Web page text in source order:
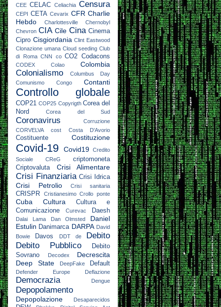
CEE CELAC Celiachia Censura
CEPI CETA Cevarix CFR Charlie
Hebdo
Charlottesville
Chernobyl
Chevron CIA Cile Cina Cinema
Cipro Cisgiordania Clint Eastwood
Clonazione umana Cloud seeding Club
di Roma CNN co CO2 Codacons
CODEX Colao Colombia
Colonialismo
Columbus Day
Comunismo
Congo Contanti
Controllo globale
COP21 COP25 Copyrigth Corea del
Nord
Corea del Sud
Coronavirus
Corruzione
CORVELVA
cost Costa D'Avorio
Costituente Costituzione
Covid-19 Covid19
Credito
Sociale
CReG
criptomoneta
Criptovaluta
Crisi Alimentare
Crisi Finanziaria Crisi Idrica
Crisi Petrolio Crisi sanitaria
CRISPR Cristianesimo Crollo ponte
Cuba Cultura
Cultura e
Comunicazione
Curevac Daesh
Dalai Lama Dan Olmsted
Daniel
Estulin Danimarca DARPA David
Bowie
Davos DDT de
Debito
Debito Pubblico
Debito
Sovrano
Decodex
Decrescita
Deep State
DeepFake Default
Defender Europe Deflazione
Democrazia Dengue
Depopolamento
Depopolazione Desaparecidos